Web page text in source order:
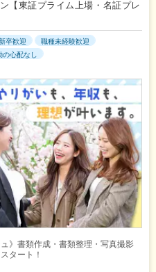
【東証プライム上場・名証プレ
卒歓迎
職種未経験歓迎
の心配なし
》書類作成・書類整理・写真撮影
タート！